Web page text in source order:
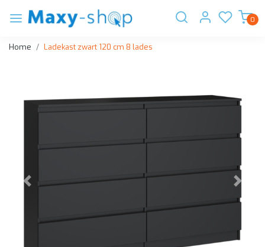
0
Home Ladekast zwart 120 cm 8 lades
Vorige